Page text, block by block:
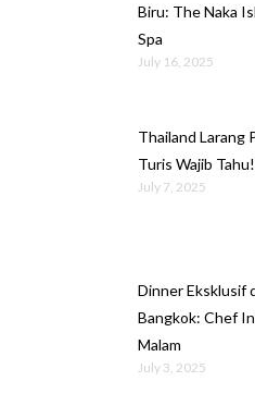
Biru: The Naka
Spa
July 16, 2025
Thailand Larang
Turis Wajib Tahu!
July 7, 2025
Dinner Eksklusif
Bangkok: Chef
Malam
July 3, 2025